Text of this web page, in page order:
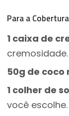
Para a
1 caixa de
cremosidade.
50g de
1 colher de
você escolhe.